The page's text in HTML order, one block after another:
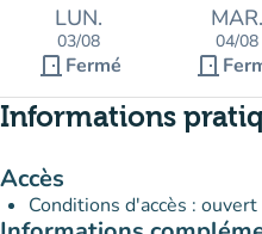
LUN.
03/08
door_front Fermé
MAR.
04/08
door_front
Informations
Accès
Conditions d'accès :